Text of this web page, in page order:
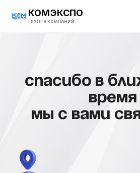
КОМЭКСПО
ГРУППА КОМПАНИЙ
мы с вами свяжемся